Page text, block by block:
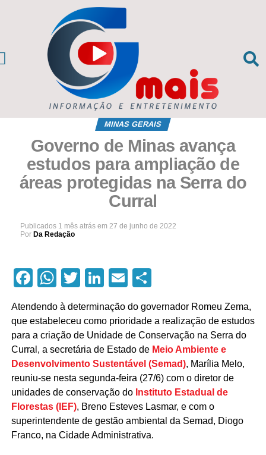
MINAS GERAIS
Governo de Minas avança
estudos para ampliação de
áreas protegidas na Serra do
Curral
Publicados 1 mês atrás em 27 de junho de 2022
Por Da Redação
Facebook
WhatsApp
Twitter
LinkedIn
EmailCompartilhar
Atendendo à determinação do governador Romeu Zema,
que estabeleceu como prioridade a realização de estudos
para a criação de Unidade de Conservação na Serra do
Curral, a secretária de Estado de Meio Ambiente e
Desenvolvimento Sustentável (Semad), Marília Melo,
reuniu-se nesta segunda-feira (27/6) com o diretor de
unidades de conservação do Instituto Estadual de
Florestas (IEF), Breno Esteves Lasmar, e com o
superintendente de gestão ambiental da Semad, Diogo
Franco, na Cidade Administrativa.